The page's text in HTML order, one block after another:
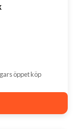
öppet köp